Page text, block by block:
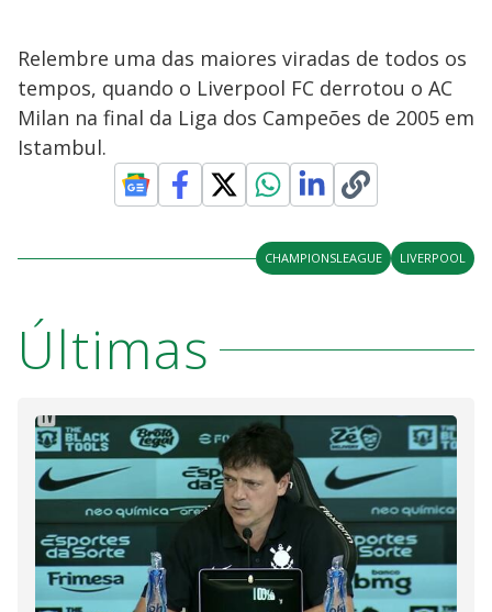
Relembre uma das maiores viradas de todos os
tempos, quando o Liverpool FC derrotou o AC
Milan na final da Liga dos Campeões de 2005 em
Istambul.
CHAMPIONSLEAGUE LIVERPOOL
Últimas